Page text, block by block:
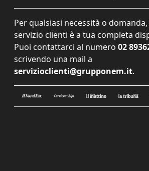
Per qualsiasi necessità o
servizio clienti è a tua completa
Puoi contattarci al numero 02
scrivendo una mail a
servizioclienti@grupponem.it.